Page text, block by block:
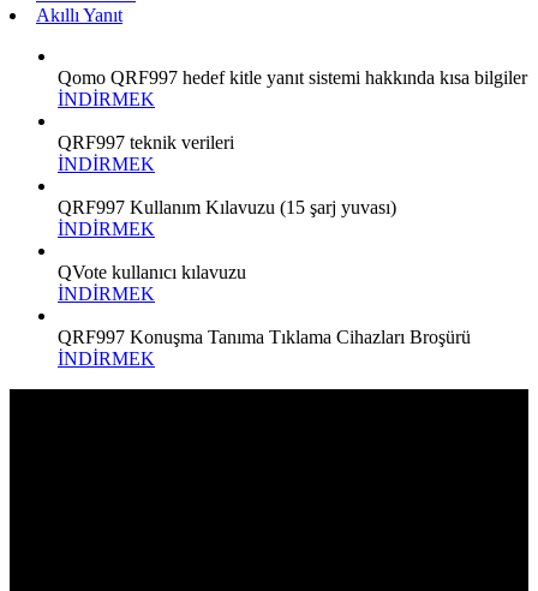
Akıllı Yanıt
Qomo QRF997 hedef kitle yanıt sistemi hakkında kısa bilgiler
İNDİRMEK
QRF997 teknik verileri
İNDİRMEK
QRF997 Kullanım Kılavuzu (15 şarj yuvası)
İNDİRMEK
QVote kullanıcı kılavuzu
İNDİRMEK
QRF997 Konuşma Tanıma Tıklama Cihazları Broşürü
İNDİRMEK